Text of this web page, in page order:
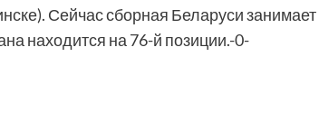
Сейчас сборная Беларуси занимает
находится на 76-й позиции.-0-